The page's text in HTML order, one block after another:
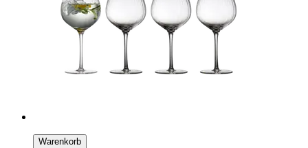
Warenkorb